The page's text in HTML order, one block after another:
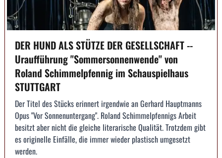
DER HUND ALS STÜTZE DER GESELLSCHAFT --
Uraufführung "Sommersonnenwende" von
Roland Schimmelpfennig im Schauspielhaus
STUTTGART
Der Titel des Stücks erinnert irgendwie an Gerhard Hauptmanns
Opus "Vor Sonnenuntergang". Roland Schimmelpfennigs Arbeit
besitzt aber nicht die gleiche literarische Qualität. Trotzdem gibt
es originelle Einfälle, die immer wieder plastisch umgesetzt
werden.